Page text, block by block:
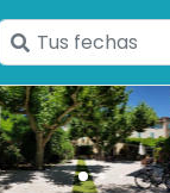
Ingresa
tus
fechas